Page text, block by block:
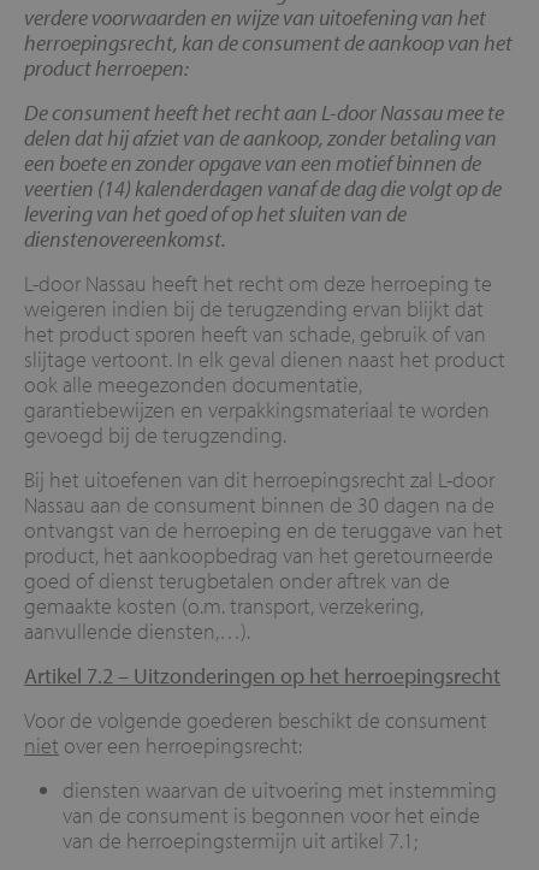
verdere voorwaarden en wijze van uitoefening van het
herroepingsrecht, kan de consument de aankoop van het
product herroepen:
De consument heeft het recht aan L-door Nassau mee te
delen dat hij afziet van de aankoop, zonder betaling van
een boete en zonder opgave van een motief binnen de
veertien (14) kalenderdagen vanaf de dag die volgt op de
levering van het goed of op het sluiten van de
dienstenovereenkomst.
L-door Nassau heeft het recht om deze herroeping te
weigeren indien bij de terugzending ervan blijkt dat
het product sporen heeft van schade, gebruik of van
slijtage vertoont. In elk geval dienen naast het product
ook alle meegezonden documentatie,
garantiebewijzen en verpakkingsmateriaal te worden
gevoegd bij de terugzending.
Bij het uitoefenen van dit herroepingsrecht zal L-door
Nassau aan de consument binnen de 30 dagen na de
ontvangst van de herroeping en de teruggave van het
product, het aankoopbedrag van het geretourneerde
goed of dienst terugbetalen onder aftrek van de
gemaakte kosten (o.m. transport, verzekering,
aanvullende diensten,…).
Artikel 7.2 – Uitzonderingen op het herroepingsrecht
Voor de volgende goederen beschikt de consument
niet over een herroepingsrecht:
diensten waarvan de uitvoering met instemming
van de consument is begonnen voor het einde
van de herroepingstermijn uit artikel 7.1;